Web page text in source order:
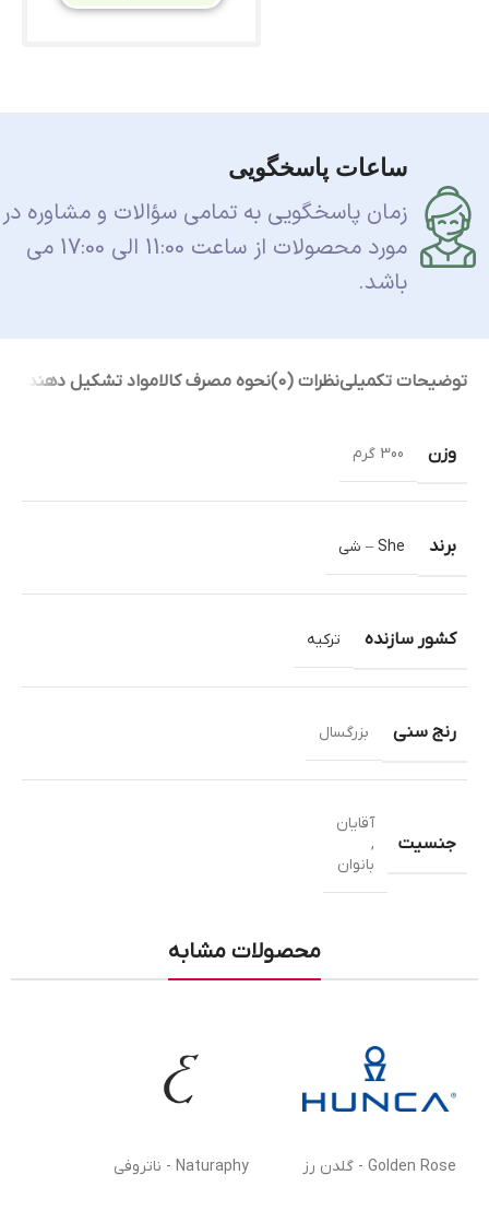
ساعات پاسخگویی
زمان پاسخگویی به تمامی سؤالات و مشاوره در
مورد محصولات از ساعت 11:00 الی 17:00 می
باشد.
توضیحات تکمیلینظرات (0) نحوه مصرف کالامواد تشکیل دهنده
وزن 300 گرم
برند She – شی
کشور سازنده ترکیه
رنج سنی بزرگسال
جنسیت
آقایان
,
بانوان
محصولات مشابه
Golden Rose - گلدن رز Naturaphy - ناتروفی